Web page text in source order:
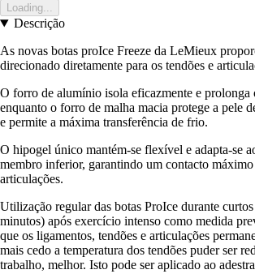
Loading...
Descrição
As novas botas proIce Freeze da LeMieux
direcionado diretamente para os tendões e
O forro de alumínio isola eficazmente e prolonga
enquanto o forro de malha macia protege a pele
e permite a máxima transferência de frio.
O hipogel único mantém-se flexível e adapta-se
membro inferior, garantindo um contacto máximo
articulações.
Utilização regular das botas ProIce durante
minutos) após exercício intenso como medida
que os ligamentos, tendões e articulações
mais cedo a temperatura dos tendões puder ser
trabalho, melhor. Isto pode ser aplicado ao